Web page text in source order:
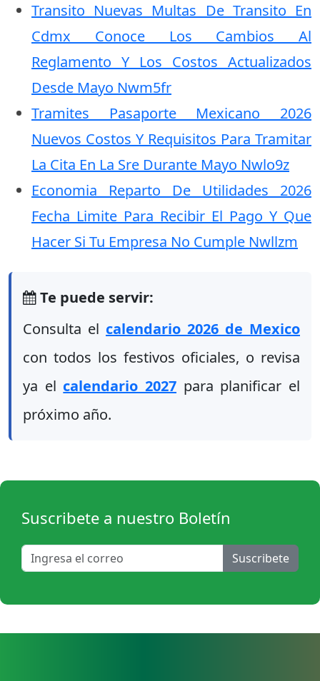
Transito Nuevas Multas De Transito En
Cdmx Conoce Los Cambios Al
Reglamento Y Los Costos Actualizados
Desde Mayo Nwm5fr
Tramites Pasaporte Mexicano 2026
Nuevos Costos Y Requisitos Para Tramitar
La Cita En La Sre Durante Mayo Nwlo9z
Economia Reparto De Utilidades 2026
Fecha Limite Para Recibir El Pago Y Que
Hacer Si Tu Empresa No Cumple Nwllzm
Te puede servir:
Consulta el calendario 2026 de Mexico
con todos los festivos oficiales, o revisa
ya el calendario 2027 para planificar el
próximo año.
Suscribete a nuestro Boletín
Suscribete